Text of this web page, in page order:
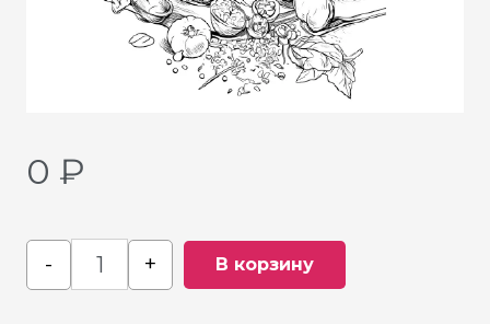
0 ₽
Quantity
- + В корзину